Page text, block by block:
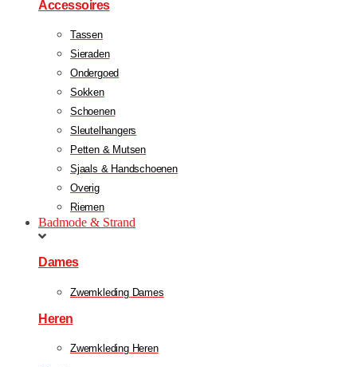
Accessoires
Tassen
Sieraden
Ondergoed
Sokken
Schoenen
Sleutelhangers
Petten & Mutsen
Sjaals & Handschoenen
Overig
Riemen
Badmode & Strand
Dames
Zwemkleding Dames
Heren
Zwemkleding Heren